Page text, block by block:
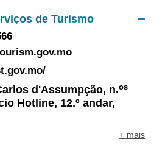
em articulação com a
da Taipa Grande
de Turismo
d'Assumpção, n.os
Hotline, 12.º andar,
+ mais